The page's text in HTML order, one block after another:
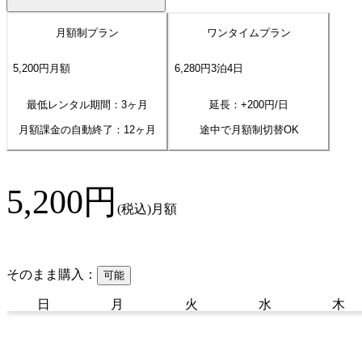
月額制プラン
5,200円 月額
最低レンタル期間：3ヶ月
月額課金の自動終了： 12ヶ月
ワンタイムプラン
6,280円3泊4 日
延長：+200円/日
途中で月額制切替OK
5,200円 (税込)月額
そのまま購入： 可能
日 月 火 水 木